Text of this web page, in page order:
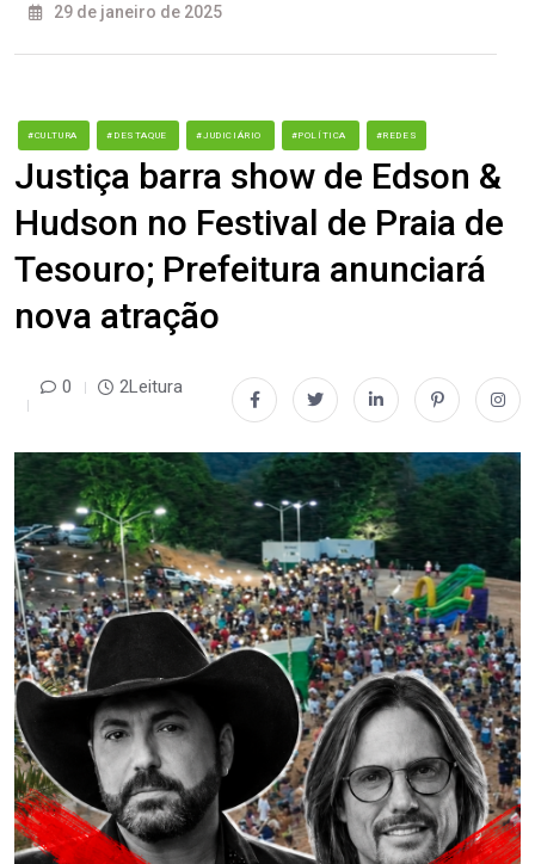
29 de janeiro de 2025
#CULTURA #DESTAQUE #JUDICIÁRIO #POLÍTICA #REDES
Justiça barra show de Edson &
Hudson no Festival de Praia de
Tesouro; Prefeitura anunciará
nova atração
0 2Leitura